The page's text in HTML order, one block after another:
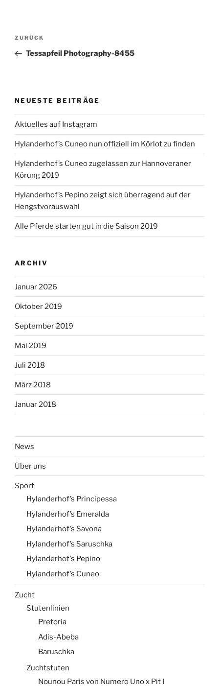
Beitragsnavigation
Vorheriger
Beitrag
ZURÜCK
Tessapfeil Photography-8455
NEUESTE BEITRÄGE
Aktuelles auf Instagram
Hylanderhof’s Cuneo nun offiziell im Körlot zu finden
Hylanderhof’s Cuneo zugelassen zur Hannoveraner
Körung 2019
Hylanderhof’s Pepino zeigt sich überragend auf der
Hengstvorauswahl
Alle Pferde starten gut in die Saison 2019
ARCHIV
Januar 2026
Oktober 2019
September 2019
Mai 2019
Juli 2018
März 2018
Januar 2018
News
Über uns
Sport
Hylanderhof’s Principessa
Hylanderhof’s Emeralda
Hylanderhof’s Savona
Hylanderhof’s Saruschka
Hylanderhof’s Pepino
Hylanderhof’s Cuneo
Zucht
Stutenlinien
Pretoria
Adis-Abeba
Baruschka
Zuchtstuten
Nounou Paris von Numero Uno x Pit I